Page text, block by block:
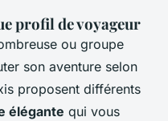
profil de voyageur
ou groupe
son aventure selon
proposent différents
élégante qui vous